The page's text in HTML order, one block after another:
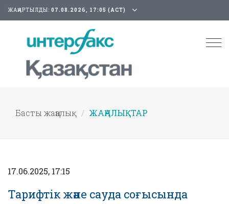
ЖАҢАРТЫЛДЫ: 07.08.2026, 17:05 (АСТ)
Басты жаңалық ЖАҢАЛЫҚТАР
17.06.2025, 17:15
Тарифтік және сауда соғысында